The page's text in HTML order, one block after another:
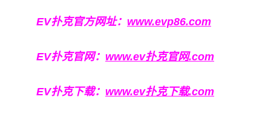
EV扑克官方网址： www.evp86.com
EV扑克官网： www.ev扑克官网.com
EV扑克下载： www.ev扑克下载.com